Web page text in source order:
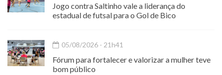
Jogo contra Saltinho vale a liderança do
estadual de futsal para o Gol de Bico
05/08/2026 - 21h41
Fórum para fortalecer e valorizar a mulher teve
bom público